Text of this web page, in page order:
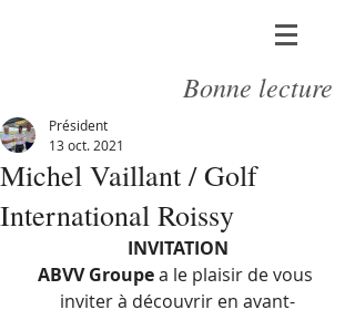
Bonne lecture
Michel Vaillant / Golf
International Roissy
Président
13 oct. 2021
INVITATION
ABVV Groupe a le plaisir de vous
inviter à découvrir en avant-